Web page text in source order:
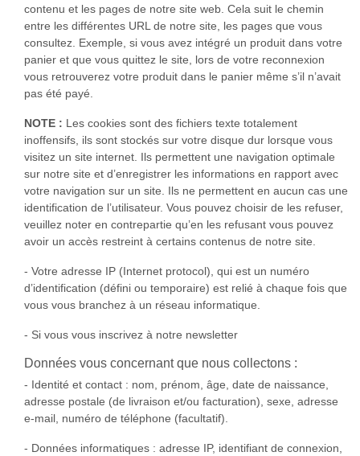
contenu et les pages de notre site web. Cela suit le chemin
entre les différentes URL de notre site, les pages que vous
consultez. Exemple, si vous avez intégré un produit dans votre
panier et que vous quittez le site, lors de votre reconnexion
vous retrouverez votre produit dans le panier même s’il n’avait
pas été payé.
NOTE : Les cookies sont des fichiers texte totalement
inoffensifs, ils sont stockés sur votre disque dur lorsque vous
visitez un site internet. Ils permettent une navigation optimale
sur notre site et d’enregistrer les informations en rapport avec
votre navigation sur un site. Ils ne permettent en aucun cas une
identification de l’utilisateur. Vous pouvez choisir de les refuser,
veuillez noter en contrepartie qu’en les refusant vous pouvez
avoir un accès restreint à certains contenus de notre site.
- Votre adresse IP (Internet protocol), qui est un numéro
d’identification (défini ou temporaire) est relié à chaque fois que
vous vous branchez à un réseau informatique.
- Si vous vous inscrivez à notre newsletter
Données vous concernant que nous collectons :
- Identité et contact : nom, prénom, âge, date de naissance,
adresse postale (de livraison et/ou facturation), sexe, adresse
e-mail, numéro de téléphone (facultatif).
- Données informatiques : adresse IP, identifiant de connexion,